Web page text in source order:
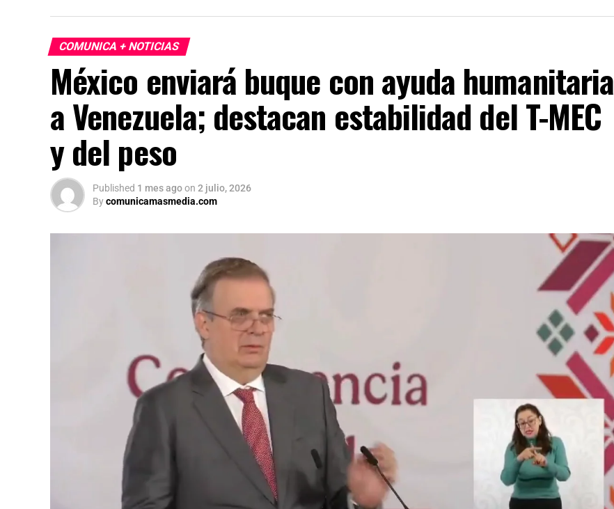
COMUNICA + NOTICIAS
México enviará buque con ayuda humanitaria
a Venezuela; destacan estabilidad del T-MEC
y del peso
Published 1 mes agoon 2 julio, 2026
Bycomunicamasmedia.com